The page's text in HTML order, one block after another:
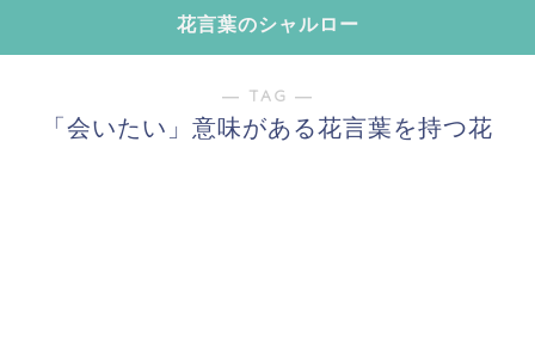
花言葉のシャルロー
― TAG ―
「会いたい」意味がある花言葉を持つ花